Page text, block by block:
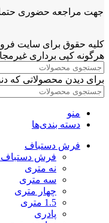
جهت مراجعه حضوری
کلیه حقوق برای سایت
هرگونه کپی برداری
برای دیدن محصولاتی که
منو
دسته بندی‌ها
فرش دستباف
فرش
نه متری
سه متری
چهار متری
1.5 متری
پادری